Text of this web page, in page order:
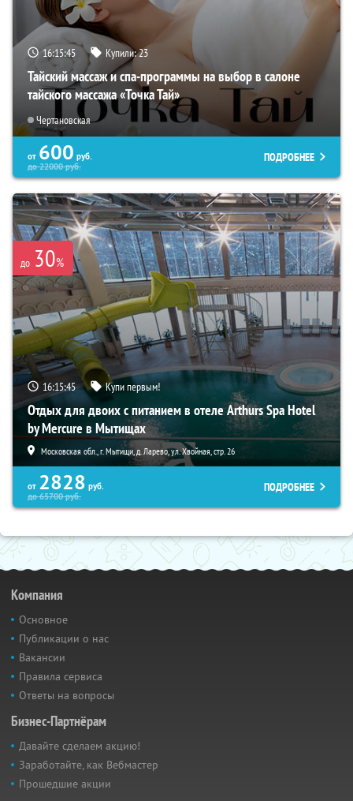
16:15:44 Купили:23
Тайский массаж и спа-программы на выбор в салоне
тайского массажа «Точка Тай»
Чертановская
от 600 руб.
до22000руб.
ПОДРОБНЕЕ
до 30%
16:15:44 Купи первым!
Отдых для двоих с питанием в отеле Arthurs Spa Hotel
by Mercure в Мытищах
Московская обл., г. Мытищи, д. Ларево, ул. Хвойная, стр. 26
от 2828 руб.
до65700руб.
ПОДРОБНЕЕ
Компания
Основное
Публикации о нас
Вакансии
Правила сервиса
Ответы на вопросы
Бизнес-Партнёрам
Давайте сделаем акцию!
Заработайте, как Вебмастер
Прошедшие акции